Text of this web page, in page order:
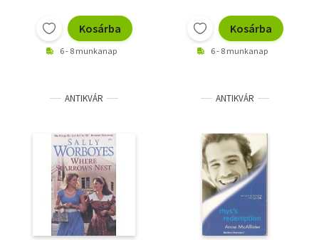
Kosárba
6 - 8 munkanap
Kosárba
6 - 8 munkanap
ANTIKVÁR ANTIKVÁR